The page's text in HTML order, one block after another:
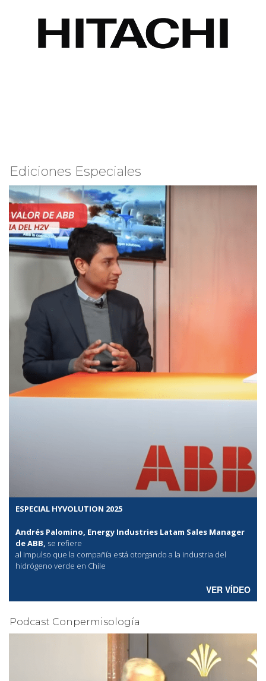
Ediciones Especiales
ESPECIAL HYVOLUTION 2025
Andrés Palomino, Energy Industries Latam Sales Manager
de ABB, se refiere
al impulso que la compañía está otorgando a la industria del
hidrógeno verde en Chile
VER VÍDEO
Podcast Conpermisología